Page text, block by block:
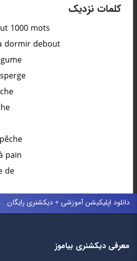
کلمات نزدیک
1000 mots
dormir debout
pain
de
دانلود اپلیکیشن آموزشی + دیکشنری رایگان
معرفی دیکشنری بیاموز